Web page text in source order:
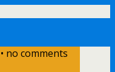
no comments